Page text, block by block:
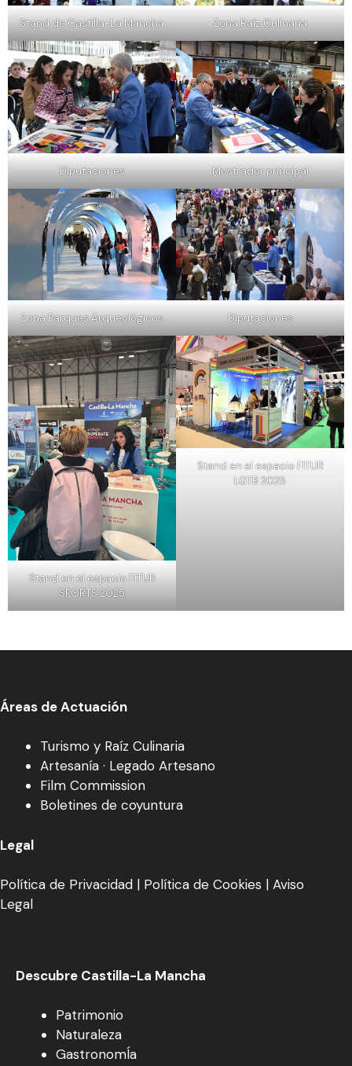
Stand de Castilla-La Mancha Zona Raíz Culinaria
Diputaciones Mostrador principal
Zona Parques Arqueológicos Diputaciones
Stand en el espacio FITUR
SPORTS 2025
Stand en el espacio FITUR
LGTB 2025
Áreas de Actuación
Turismo y Raíz Culinaria
Artesanía · Legado Artesano
Film Commission
Boletines de coyuntura
Legal
Política de Privacidad | Política de Cookies | Aviso
Legal
Descubre Castilla-La Mancha
Patrimonio
Naturaleza
GastronomÍa